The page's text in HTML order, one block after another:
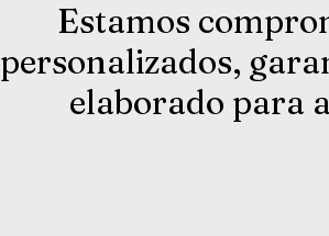
Estamos
personalizados,
elaborado para